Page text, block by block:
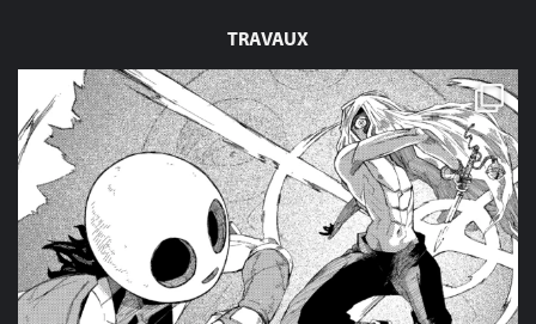
TRAVAUX